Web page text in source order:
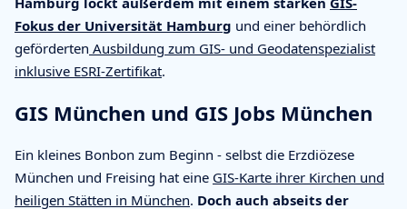
Fokus der Universität Hamburg und einer behördlich
geförderten Ausbildung zum GIS- und Geodatenspezialist
inklusive ESRI-Zertifikat.
GIS München und GIS Jobs München
Ein kleines Bonbon zum Beginn - selbst die Erzdiözese
München und Freising hat eine GIS-Karte ihrer Kirchen und
heiligen Stätten in München. Doch auch abseits der